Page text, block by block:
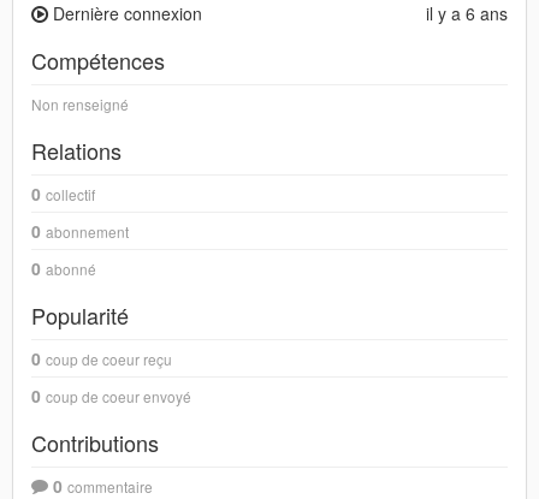
il y a 6 ans
Dernière connexion
Compétences
Non renseigné
Relations
0 collectif
0 abonnement
0 abonné
Popularité
0 coup de coeur reçu
0 coup de coeur envoyé
Contributions
0 commentaire